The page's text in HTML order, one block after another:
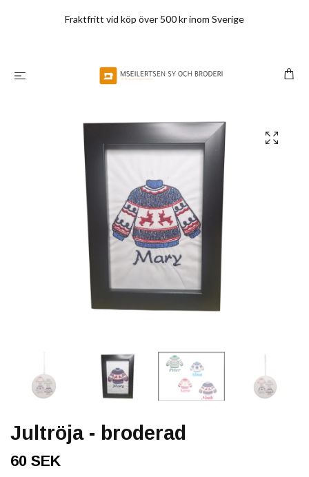
Fraktfritt vid köp över 500 kr inom Sverige
Jultröja - broderad
60 SEK